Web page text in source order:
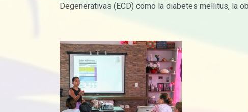
Degenerativas (ECD) como la diabetes mellitus, la